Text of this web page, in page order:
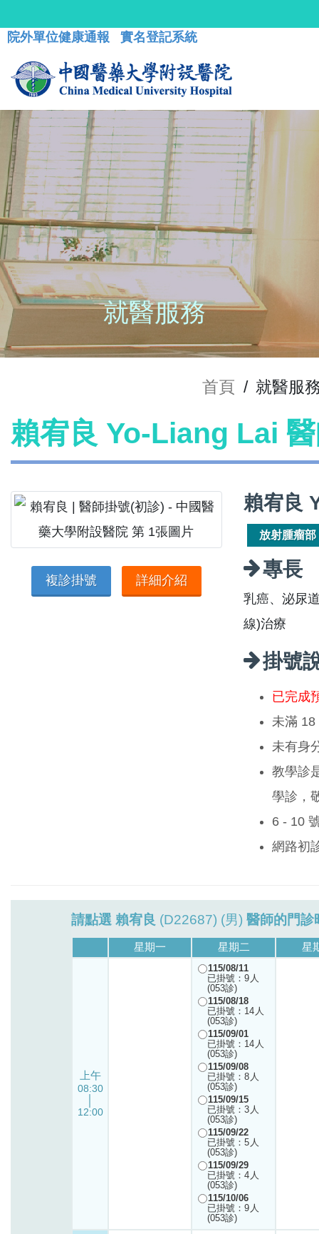
院外單位健康通報 實名登記系統
就醫服務
首頁 / 就醫服
賴宥良 Yo-Liang Lai
複診掛號 詳細介紹
賴宥良
放射腫瘤部
專長
乳癌、泌尿
線)治療
掛號
已完成
未滿 18
未有身
教學診
學診，
6 - 10
網路初